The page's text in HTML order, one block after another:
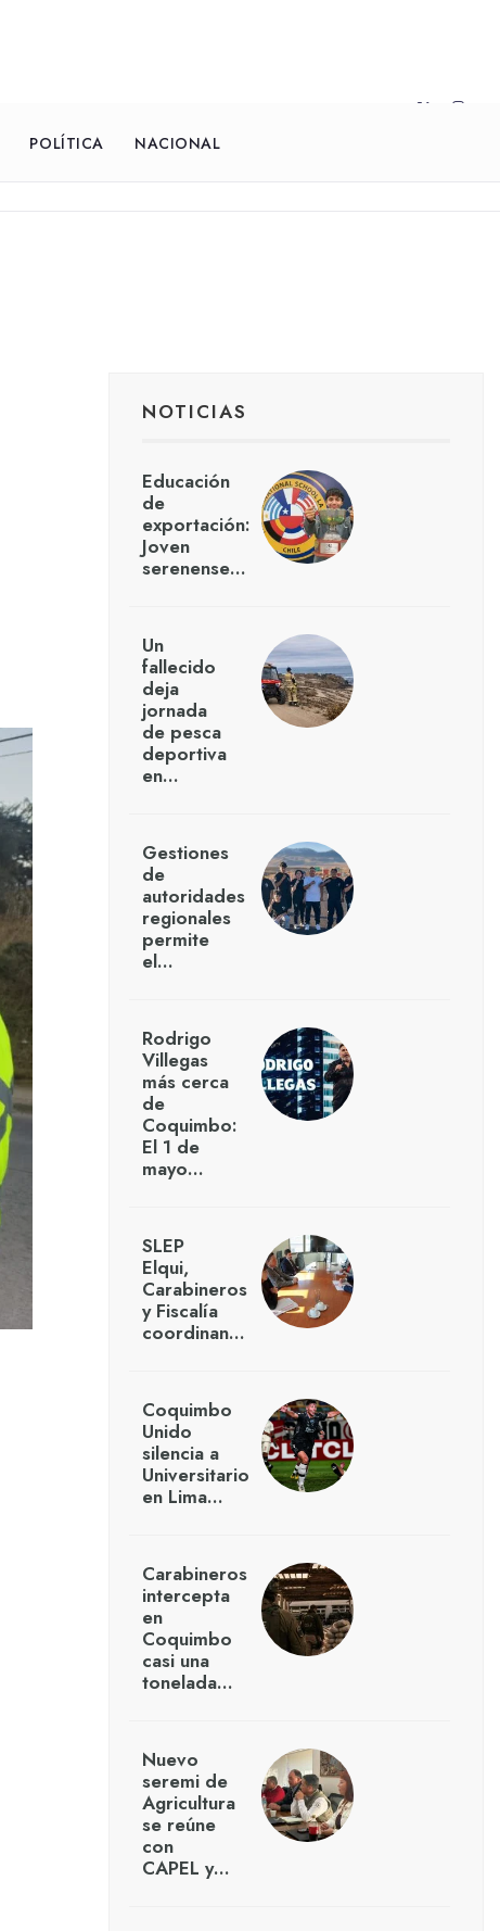
POLÍTICA NACIONAL
NOTICIAS
Educación
de
exportación:
Joven
serenense…
Un
fallecido
deja
jornada
de pesca
deportiva
en…
Gestiones
de
autoridades
regionales
permite
el…
Rodrigo
Villegas
más cerca
de
Coquimbo:
El 1 de
mayo…
SLEP
Elqui,
Carabineros
y Fiscalía
coordinan…
Coquimbo
Unido
silencia a
Universitario
en Lima…
Carabineros
intercepta
en
Coquimbo
casi una
tonelada…
Nuevo
seremi de
Agricultura
se reúne
con
CAPEL y…